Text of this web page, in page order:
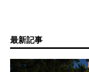
最新記事